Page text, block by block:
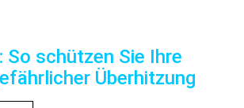
So schützen Sie Ihre
Überhitzung